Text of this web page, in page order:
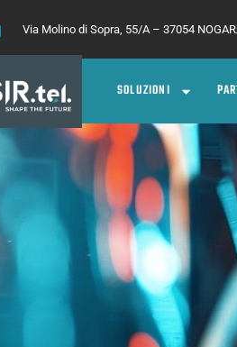
Via Molino di Sopra, 55/A – 37054
SOLUZIONI